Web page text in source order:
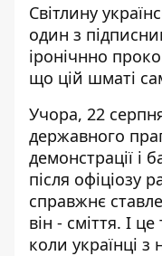
Світлину
один з
іронічнно
що цій шматі
Учора, 22
державного
демонстрації і
після офіціозу
справжнє
він - сміття. І
коли українці